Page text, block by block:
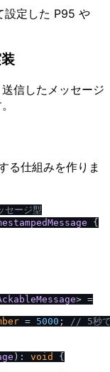
設定した P95 や
信したメッセージ
る仕組みを作りま
セージ型
{
> =
= 5000 ; / / 5秒
): void
{